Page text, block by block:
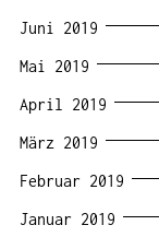
Juni 2019
Mai 2019
April 2019
März 2019
Februar 2019
Januar 2019